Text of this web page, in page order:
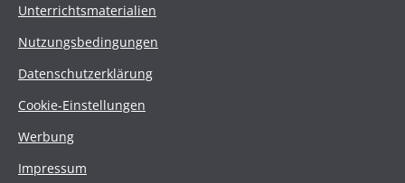
Unterrichtsmaterialien
Nutzungsbedingungen
Datenschutzerklärung
Cookie-Einstellungen
Werbung
Impressum